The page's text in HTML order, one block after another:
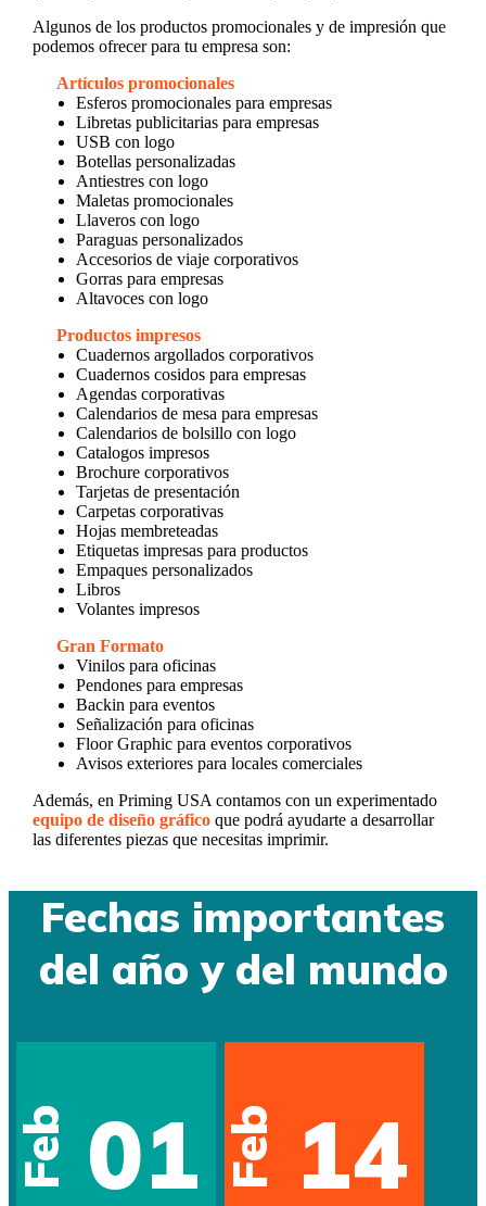
Algunos de los productos promocionales y de impresión que
podemos ofrecer para tu empresa son:
Artículos promocionales
Esferos promocionales para empresas
Libretas publicitarias para empresas
USB con logo
Botellas personalizadas
Antiestres con logo
Maletas promocionales
Llaveros con logo
Paraguas personalizados
Accesorios de viaje corporativos
Gorras para empresas
Altavoces con logo
Productos impresos
Cuadernos argollados corporativos
Cuadernos cosidos para empresas
Agendas corporativas
Calendarios de mesa para empresas
Calendarios de bolsillo con logo
Catalogos impresos
Brochure corporativos
Tarjetas de presentación
Carpetas corporativas
Hojas membreteadas
Etiquetas impresas para productos
Empaques personalizados
Libros
Volantes impresos
Gran Formato
Vinilos para oficinas
Pendones para empresas
Backin para eventos
Señalización para oficinas
Floor Graphic para eventos corporativos
Avisos exteriores para locales comerciales
Además, en Priming USA contamos con un experimentado
equipo de diseño gráficoque podrá ayudarte a desarrollar
las diferentes piezas que necesitas imprimir.
Fechas importantes
del año y del mundo
Feb 01 Feb 14